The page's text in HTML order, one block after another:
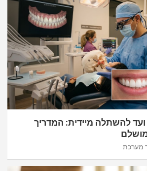
להשתלה מיידית: המדריך
מערכת